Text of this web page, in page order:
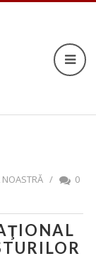
NOASTRĂ/
0